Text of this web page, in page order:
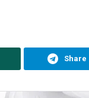
Share